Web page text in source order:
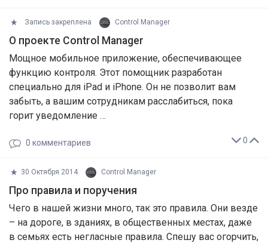
Запись закреплена Control Manager
О проекте Control Manager
Мощное мобильное приложение, обеспечивающее
функцию контроля. Этот помощник разработан
специально для iPad и iPhone. Он не позволит вам
забыть, а вашим сотрудникам расслабиться, пока
горит уведомление …
0
0 комментариев
30 Октября 2014 Control Manager
Про правила и поручения
Чего в нашей жизни много, так это правила. Они везде
– на дороге, в зданиях, в общественных местах, даже
в семьях есть негласные правила. Спешу вас огорчить,